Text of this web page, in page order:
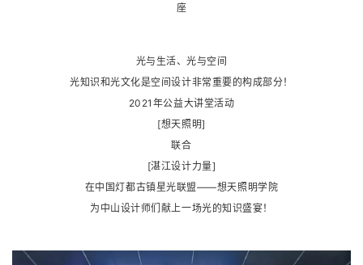
座
光与生活、光与空间
光知识和光文化是空间设计非常重要的构成部分！
2021年公益大讲堂活动
[想天照明]
联合
[湛江设计力量]
在中国灯都古镇星光联盟——想天照明学院
为中山设计师们献上一场光的知识盛宴！